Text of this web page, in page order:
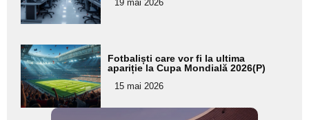
subtitlu
19 mai 2026
Adaugă
aici textul
pentru
subtitlu
Fotbaliști care vor fi la ultima
apariție la Cupa Mondială 2026(P)
15 mai 2026